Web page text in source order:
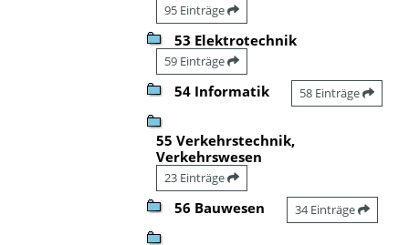
95 Einträge
53 Elektrotechnik
59 Einträge
54 Informatik 58 Einträge
55 Verkehrstechnik,
Verkehrswesen
23 Einträge
56 Bauwesen 34 Einträge